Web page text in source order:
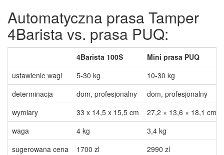
Automatyczna prasa Tamper
4Barista vs. prasa PUQ:
4Barista 100S
Mini prasa PUQ
ustawienie wagi
5-30 kg
10-30 kg
determinacja
dom, profesjonalny
dom, profesjonalny
wymiary
33 x 14,5 x 15,5 cm
27,2 × 13,6 × 18,1 cm
waga
4 kg
3,4 kg
sugerowana cena
1700 zl 2990 zl